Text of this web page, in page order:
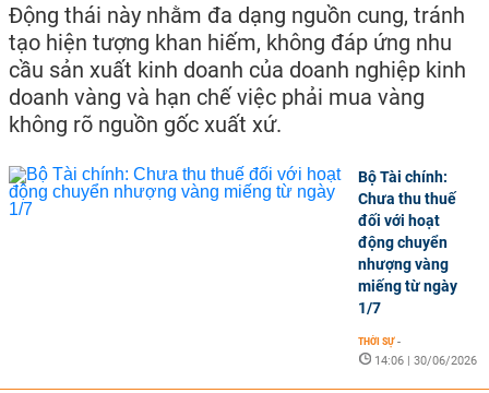
Động thái này nhằm đa dạng nguồn cung, tránh
tạo hiện tượng khan hiếm, không đáp ứng nhu
cầu sản xuất kinh doanh của doanh nghiệp kinh
doanh vàng và hạn chế việc phải mua vàng
không rõ nguồn gốc xuất xứ.
Bộ Tài chính:
Chưa thu thuế
đối với hoạt
động chuyển
nhượng vàng
miếng từ ngày
1/7
THỜI SỰ -
14:06 | 30/06/2026